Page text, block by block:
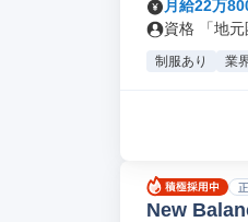
月給22万
資格 「地
制服あり 業
New